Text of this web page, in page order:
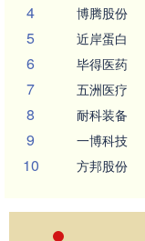
4 博腾股份
5 近岸蛋白
6 毕得医药
7 五洲医疗
8 耐科装备
9 一博科技
10 方邦股份